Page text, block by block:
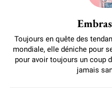
Toujours en quête des
mondiale, elle déniche pour
pour avoir toujours un coup
jamais